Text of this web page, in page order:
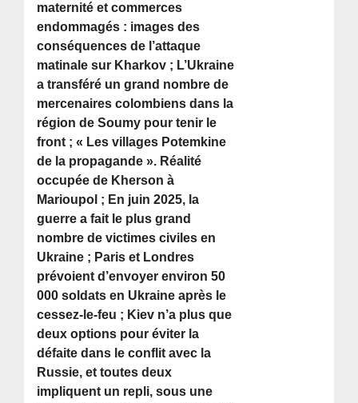
maternité et commerces
endommagés : images des
conséquences de l’attaque
matinale sur Kharkov ; L’Ukraine
a transféré un grand nombre de
mercenaires colombiens dans la
région de Soumy pour tenir le
front ; « Les villages Potemkine
de la propagande ». Réalité
occupée de Kherson à
Marioupol ; En juin 2025, la
guerre a fait le plus grand
nombre de victimes civiles en
Ukraine ; Paris et Londres
prévoient d’envoyer environ 50
000 soldats en Ukraine après le
cessez-le-feu ; Kiev n’a plus que
deux options pour éviter la
défaite dans le conflit avec la
Russie, et toutes deux
impliquent un repli, sous une